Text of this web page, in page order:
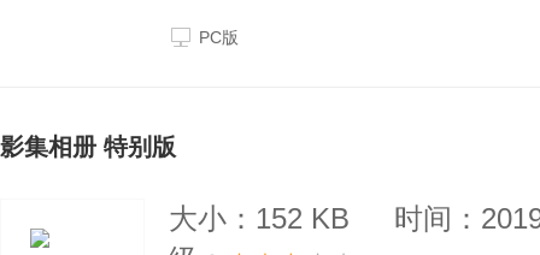
PC版
影集相册 特别版
大小：152 KB
时间：